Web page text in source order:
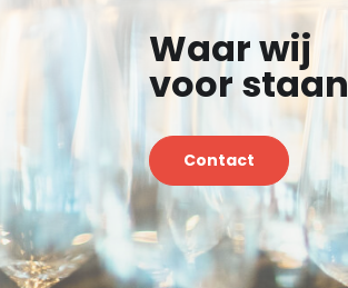
Waar wij
voor staan
Contact